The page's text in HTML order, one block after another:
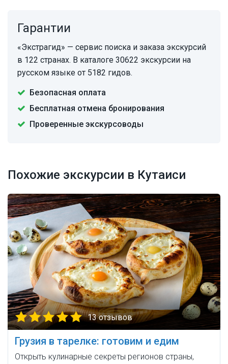
Гарантии
«Экстрагид» — сервис поиска и заказа экскурсий
в 122 странах. В каталоге 30622 экскурсии на
русском языке от 5182 гидов.
Безопасная оплата
Бесплатная отмена бронирования
Проверенные экскурсоводы
Похожие экскурсии в Кутаиси
13 отзывов
Грузия в тарелке: готовим и едим
Открыть кулинарные секреты регионов страны,